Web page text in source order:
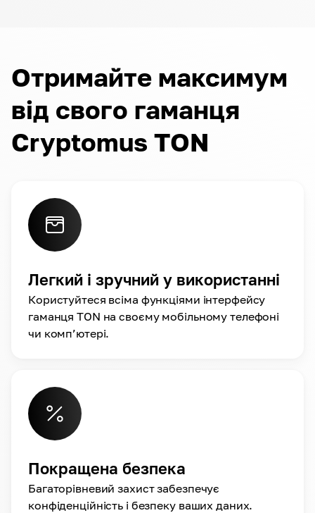
Отримайте максимум
від свого гаманця
Cryptomus TON
Легкий і зручний у використанні
Користуйтеся всіма функціями інтерфейсу
гаманця TON на своєму мобільному телефоні
чи комп’ютері.
Покращена безпека
Багаторівневий захист забезпечує
конфіденційність і безпеку ваших даних.